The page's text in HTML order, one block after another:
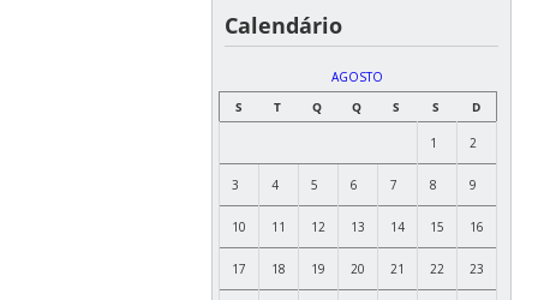
Calendário
AGOSTO
S
T Q Q S S D
1 2
3 4 5 6 7 8 9
10 11 12 13 14 15 16
17 18 19 20 21 22 23